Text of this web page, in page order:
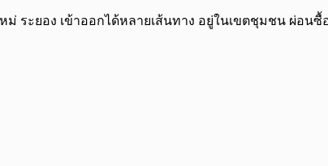
ระยอง เข้าออกได้หลายเส้นทาง อยู่ในเขตชุมชน ผ่อนซื้